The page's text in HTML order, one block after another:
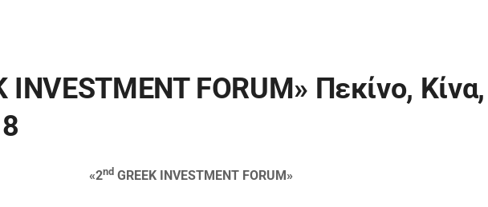
INVESTMENT FORUM» Πεκίνο,
«2ndGREEK INVESTMENT FORUM»